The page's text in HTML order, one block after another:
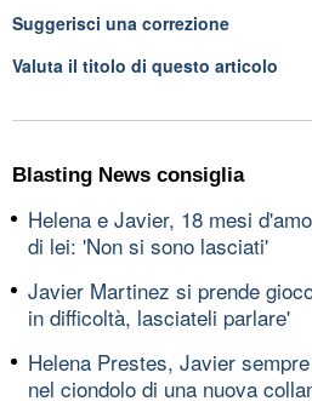
Suggerisci una correzione
Valuta il titolo di questo articolo
Blasting News consiglia
Helena e Javier, 18 mesi
di lei: 'Non si sono lasciati'
Javier Martinez si prende
in difficoltà, lasciateli parlare'
Helena Prestes, Javier
nel ciondolo di una nuova